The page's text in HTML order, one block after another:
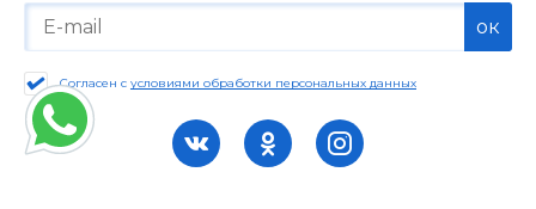
ок
Согласен с условиями обработки персональных данных